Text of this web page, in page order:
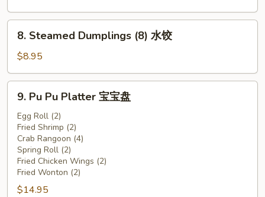
云
(8)
炸
Steamed
Dumplings
(8)
水
8. Steamed Dumplings (8) 水饺
$8.95
Pu
Pu
Platter
9. Pu Pu Platter 宝宝盘
Egg Roll (2)
Fried Shrimp (2)
Crab Rangoon (4)
Spring Roll (2)
Fried Chicken Wings (2)
Fried Wonton (2)
$14.95